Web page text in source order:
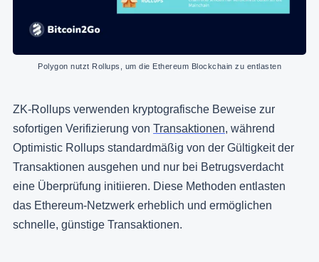
Polygon nutzt Rollups, um die Ethereum Blockchain zu entlasten
ZK-Rollups verwenden kryptografische Beweise zur
sofortigen Verifizierung von Transaktionen, während
Optimistic Rollups standardmäßig von der Gültigkeit der
Transaktionen ausgehen und nur bei Betrugsverdacht
eine Überprüfung initiieren. Diese Methoden entlasten
das Ethereum-Netzwerk erheblich und ermöglichen
schnelle, günstige Transaktionen.